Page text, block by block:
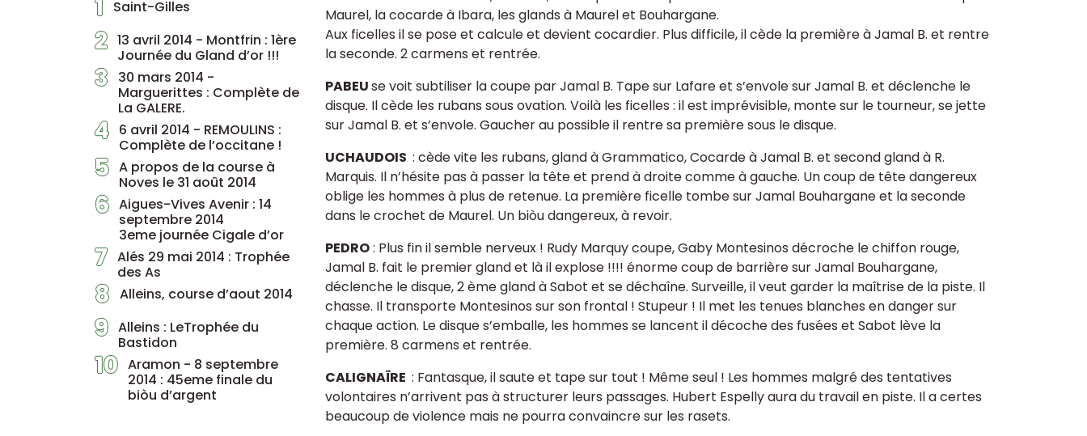
1 Saint-Gilles
2 13 avril 2014 - Montfrin : 1ère
Journée du Gland d’or !!!
3
30 mars 2014 -
Marguerittes : Complète de
La GALERE.
4 6 avril 2014 - REMOULINS :
Complète de l’occitane !
5 A propos de la course à
Noves le 31 août 2014
6 Aigues-Vives Avenir : 14
septembre 2014
3eme journée Cigale d’or
7 Alés 29 mai 2014 : Trophée
des As
8 Alleins, course d’aout 2014
9 Alleins : LeTrophée du
Bastidon
10 Aramon - 8 septembre
2014 : 45eme finale du
biòu d’argent
Maurel, la cocarde à Ibara, les glands à Maurel et Bouhargane.
Aux ficelles il se pose et calcule et devient cocardier. Plus difficile, il cède la première à Jamal B. et rentre
la seconde. 2 carmens et rentrée.
PABEUse voit subtiliser la coupe par Jamal B. Tape sur Lafare et s’envole sur Jamal B. et déclenche le
disque. Il cède les rubans sous ovation. Voilà les ficelles : il est imprévisible, monte sur le tourneur, se jette
sur Jamal B. et s’envole. Gaucher au possible il rentre sa première sous le disque.
UCHAUDOIS : cède vite les rubans, gland à Grammatico, Cocarde à Jamal B. et second gland à R.
Marquis. Il n’hésite pas à passer la tête et prend à droite comme à gauche. Un coup de tête dangereux
oblige les hommes à plus de retenue. La première ficelle tombe sur Jamal Bouhargane et la seconde
dans le crochet de Maurel. Un biòu dangereux, à revoir.
PEDRO: Plus fin il semble nerveux ! Rudy Marquy coupe, Gaby Montesinos décroche le chiffon rouge,
Jamal B. fait le premier gland et là il explose !!!! énorme coup de barrière sur Jamal Bouhargane,
déclenche le disque, 2 ème gland à Sabot et se déchaîne. Surveille, il veut garder la maîtrise de la piste. Il
chasse. Il transporte Montesinos sur son frontal ! Stupeur ! Il met les tenues blanches en danger sur
chaque action. Le disque s’emballe, les hommes se lancent il décoche des fusées et Sabot lève la
première. 8 carmens et rentrée.
CALIGNAÏRE : Fantasque, il saute et tape sur tout ! Même seul ! Les hommes malgré des tentatives
volontaires n’arrivent pas à structurer leurs passages. Hubert Espelly aura du travail en piste. Il a certes
beaucoup de violence mais ne pourra convaincre sur les rasets.